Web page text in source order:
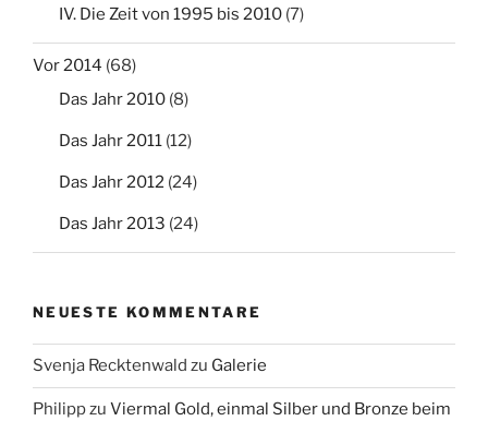
IV. Die Zeit von 1995 bis 2010 (7)
Vor 2014 (68)
Das Jahr 2010 (8)
Das Jahr 2011 (12)
Das Jahr 2012 (24)
Das Jahr 2013 (24)
NEUESTE KOMMENTARE
Svenja Recktenwald zu Galerie
Philippzu Viermal Gold, einmal Silber und Bronze beim